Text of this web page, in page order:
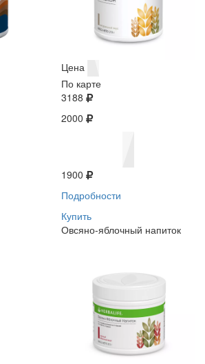
Цена
По карте
3188
2000
1900
Подробности
Купить
Овсяно-яблочный напиток